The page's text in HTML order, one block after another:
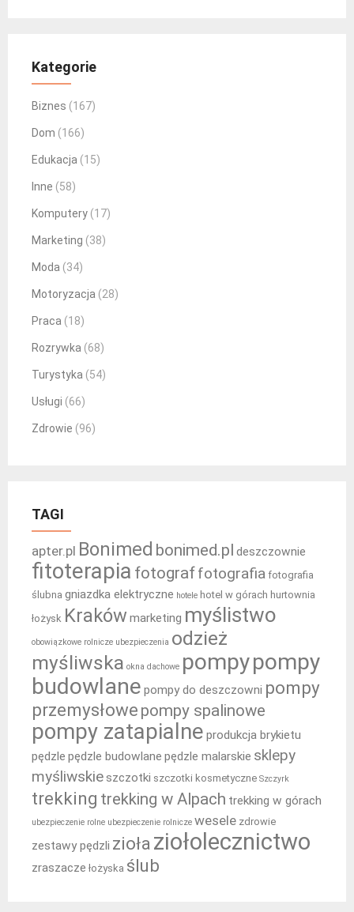
Kategorie
Biznes (167)
Dom (166)
Edukacja (15)
Inne (58)
Komputery (17)
Marketing (38)
Moda (34)
Motoryzacja (28)
Praca (18)
Rozrywka (68)
Turystyka (54)
Usługi (66)
Zdrowie (96)
TAGI
apter.pl Bonimed bonimed.pl deszczownie
fitoterapia fotograffotografia fotografia
ślubna gniazdka elektryczne hotele hotel w górach hurtownia
łożysk Kraków marketing myślistwo
obowiązkowe rolnicze ubezpieczenia odzież
myśliwska okna dachowe pompypompy
budowlane pompy do deszczowni pompy
przemysłowe pompy spalinowe
pompy zatapialne produkcja brykietu
pędzle pędzle budowlane pędzle malarskie sklepy
myśliwskieszczotki szczotki kosmetyczne Szczyrk
trekking trekking w Alpach trekking w górach
ubezpieczenie rolne ubezpieczenie rolnicze wesele zdrowie
zestawy pędzli zioła ziołolecznictwo
zraszacze łożyska ślub